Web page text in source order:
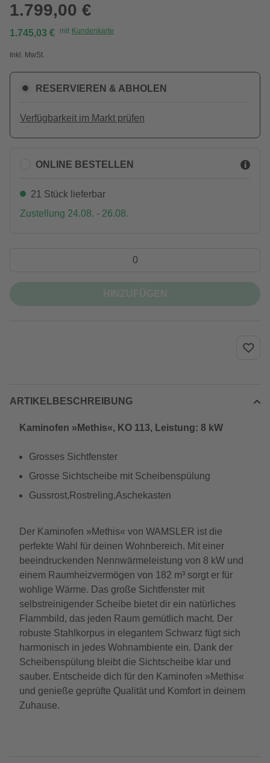
1.799,00 €
1.745,03 € mit Kundenkarte
Inkl. MwSt.
RESERVIEREN & ABHOLEN
Verfügbarkeit im Markt prüfen
ONLINE BESTELLEN
21 Stück lieferbar
Zustellung 24.08. - 26.08.
ARTIKELBESCHREIBUNG
Kaminofen »Methis«, KO 113, Leistung: 8 kW
Grosses Sichtfenster
Grosse Sichtscheibe mit Scheibenspülung
Gussrost,Rostreling,Aschekasten
Der Kaminofen »Methis« von WAMSLER ist die
perfekte Wahl für deinen Wohnbereich. Mit einer
beeindruckenden Nennwärmeleistung von 8 kW und
einem Raumheizvermögen von 182 m³ sorgt er für
wohlige Wärme. Das große Sichtfenster mit
selbstreinigender Scheibe bietet dir ein natürliches
Flammbild, das jeden Raum gemütlich macht. Der
robuste Stahlkorpus in elegantem Schwarz fügt sich
harmonisch in jedes Wohnambiente ein. Dank der
Scheibenspülung bleibt die Sichtscheibe klar und
sauber. Entscheide dich für den Kaminofen »Methis«
und genieße geprüfte Qualität und Komfort in deinem
Zuhause.